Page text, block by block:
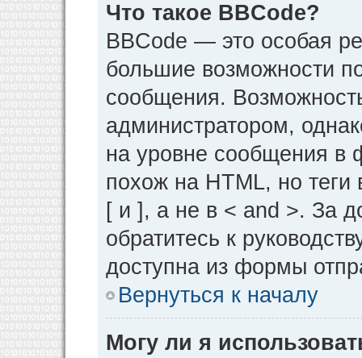
Что такое BBCode?
BBCode — это особая
большие возможности
сообщения.
администратором,
на уровне сообщения в
похож на HTML, но теги
[ и ], а не в < and >. За
обратитесь к
доступна из формы
Вернуться к началу
Могу ли я